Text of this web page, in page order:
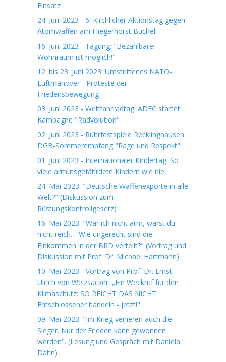
Einsatz
24. Juni 2023 - 6. Kirchlicher Aktionstag gegen
Atomwaffen am Fliegerhorst Büchel
16. Juni 2023 - Tagung: "Bezahlbarer
Wohnraum ist möglich!"
12. bis 23. Juni 2023: Umstrittenes NATO-
Luftmanöver - Proteste der
Friedensbewegung
03. Juni 2023 - Weltfahrradtag: ADFC startet
Kampagne "Radvolution"
02. Juni 2023 - Ruhrfestspiele Recklinghausen:
DGB-Sommerempfang "Rage und Respekt"
01. Juni 2023 - Internationaler Kindertag: So
viele armutsgefährdete Kindern wie nie
24. Mai 2023: "Deutsche Waffenexporte in alle
Welt?" (Diskussion zum
Rüstungskontrollgesetz)
16. Mai 2023: "Wär ich nicht arm, wärst du
nicht reich. - Wie ungerecht sind die
Einkommen in der BRD verteilt?" (Vortrag und
Diskussion mit Prof. Dr. Michael Hartmann)
10. Mai 2023 - Vortrag von Prof. Dr. Ernst-
Ulrich von Weizsäcker: „Ein Weckruf für den
Klimaschutz: SO REICHT DAS NICHT!
Entschlossener handeln - jetzt!"
09. Mai 2023: "Im Krieg verlieren auch die
Sieger. Nur der Frieden kann gewonnen
werden". (Lesung und Gespräch mit Daniela
Dahn)